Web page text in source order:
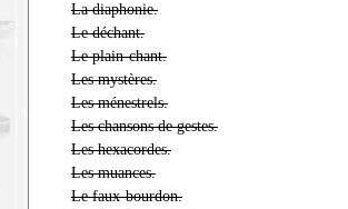
La diaphonie.
Le déchant.
Le plain-chant.
Les mystères.
Les ménestrels.
Les chansons de gestes.
Les hexacordes.
Les muances.
Le faux-bourdon.